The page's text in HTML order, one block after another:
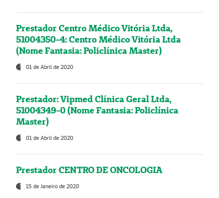
Prestador Centro Médico Vitória Ltda,
51004350-4: Centro Médico Vitória Ltda
(Nome Fantasia: Policlínica Master)
01 de Abril de 2020
Prestador: Vipmed Clínica Geral Ltda,
51004349-0 (Nome Fantasia: Policlínica
Master)
01 de Abril de 2020
Prestador CENTRO DE ONCOLOGIA
15 de Janeiro de 2020